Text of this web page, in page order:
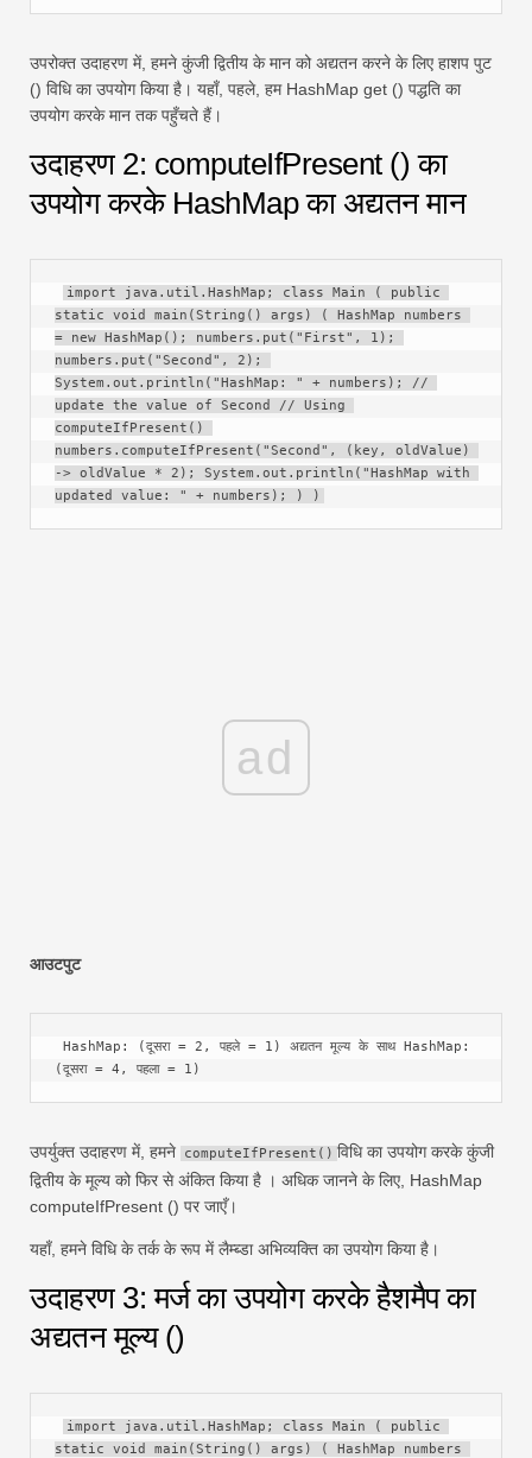
उपरोक्त उदाहरण में, हमने कुंजी द्वितीय के मान को अद्यतन करने के लिए हाशप पुट
() विधि का उपयोग किया है। यहाँ, पहले, हम HashMap get () पद्धति का
उपयोग करके मान तक पहुँचते हैं।
उदाहरण 2: computeIfPresent () का
उपयोग करके HashMap का अद्यतन मान
import java.util.HashMap; class Main ( public
static void main(String() args) ( HashMap numbers
= new HashMap(); numbers.put("First", 1);
numbers.put("Second", 2);
System.out.println("HashMap: " + numbers); //
update the value of Second // Using
computeIfPresent()
numbers.computeIfPresent("Second", (key, oldValue)
-> oldValue * 2); System.out.println("HashMap with
updated value: " + numbers); ) )
ad
आउटपुट
(दूसरा = 4, पहला = 1)
उपर्युक्त उदाहरण में, हमने computeIfPresent() विधि का उपयोग करके कुंजी
द्वितीय के मूल्य को फिर से अंकित किया है । अधिक जानने के लिए, HashMap
computeIfPresent () पर जाएँ।
यहाँ, हमने विधि के तर्क के रूप में लैम्ब्डा अभिव्यक्ति का उपयोग किया है।
उदाहरण 3: मर्ज का उपयोग करके हैशमैप का
अद्यतन मूल्य ()
import java.util.HashMap; class Main ( public
static void main(String() args) ( HashMap numbers